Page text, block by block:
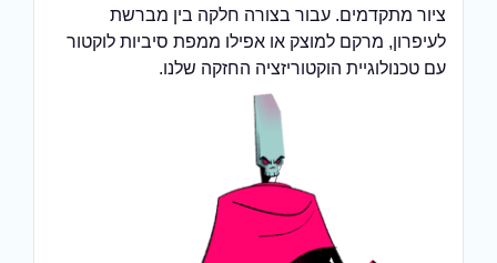
ציור מתקדמים. עבור בצורה חלקה בין מברשת
לעיפרון, מרקם למוצק או אפילו ממפת סיביות לוקטור
עם טכנולוגיית הוקטוריזציה החזקה שלנו.